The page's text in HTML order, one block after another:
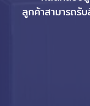
ลูกค้าสามารถรั